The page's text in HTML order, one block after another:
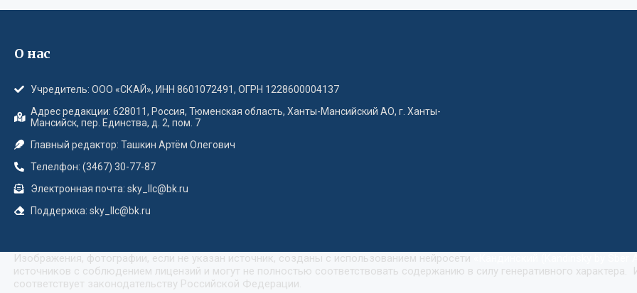
О нас
Учредитель: ООО «СКАЙ», ИНН 8601072491, ОГРН 1228600004137
Адрес редакции: 628011, Россия, Тюменская область, Ханты-Мансийский АО, г. Ханты-
Мансийск, пер. Единства, д. 2, пом. 7
Главный редактор: Ташкин Артём Олегович
Телелфон: (3467) 30-77-87
Электронная почта: sky_llc@bk.ru
Поддержка: sky_llc@bk.ru
Изображения, фотографии, если не указан источник, созданы с использованием нейросети
источников с соблюдением лицензий и могут не полностью соответствовать содержанию в силу генеративного
соответствует законодательству Российской Федерации.